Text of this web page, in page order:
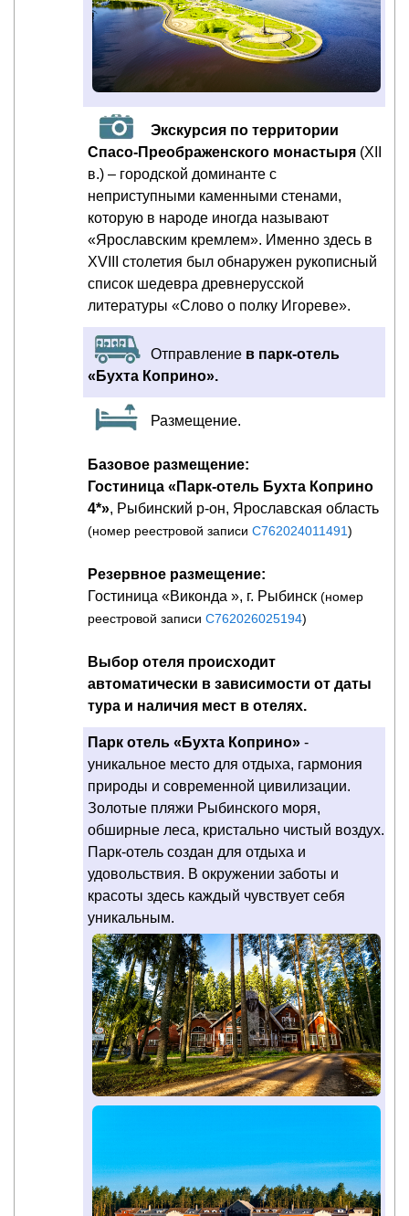
Экскурсия по территории
Спасо-Преображенского монастыря (XII
в.) – городской доминанте с
неприступными каменными стенами,
которую в народе иногда называют
«Ярославским кремлем». Именно здесь в
XVIII столетия был обнаружен рукописный
список шедевра древнерусской
литературы «Слово о полку Игореве».
Отправление в парк-отель
«Бухта Коприно».
Размещение.
Базовое размещение:
Гостиница «Парк-отель Бухта Коприно
4*», Рыбинский р-он, Ярославская область
(номер реестровой записи С762024011491)
Резервное размещение:
Гостиница «Виконда », г. Рыбинск (номер
реестровой записи С762026025194)
Выбор отеля происходит
автоматически в зависимости от даты
тура и наличия мест в отелях.
Парк отель «Бухта Коприно» -
уникальное место для отдыха, гармония
природы и современной цивилизации.
Золотые пляжи Рыбинского моря,
обширные леса, кристально чистый воздух.
Парк-отель создан для отдыха и
удовольствия. В окружении заботы и
красоты здесь каждый чувствует себя
уникальным.